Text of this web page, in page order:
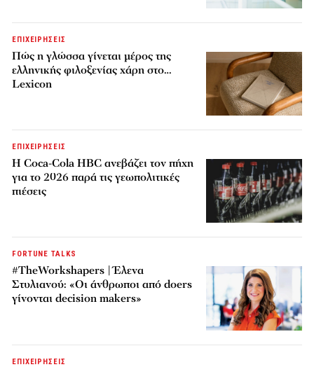
ΕΠΙΧΕΙΡΗΣΕΙΣ
Πώς η γλώσσα γίνεται μέρος της
ελληνικής φιλοξενίας χάρη στο…
Lexicon
ΕΠΙΧΕΙΡΗΣΕΙΣ
Η Coca-Cola HBC ανεβάζει τον πήχη
για το 2026 παρά τις γεωπολιτικές
πιέσεις
FORTUNE TALKS
#TheWorkshapers | Έλενα
Στυλιανού: «Οι άνθρωποι από doers
γίνονται decision makers»
ΕΠΙΧΕΙΡΗΣΕΙΣ